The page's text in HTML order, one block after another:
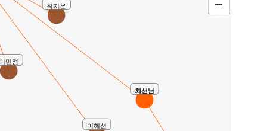
최지은
민정
이혜선
최선남